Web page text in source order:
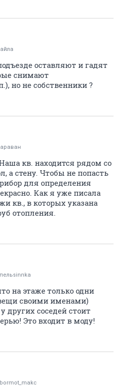
оставляют и гадят
снимают
но не собственники ?
кв. находится рядом со
а стену. Чтобы не попасть
для определения
Как я уже писала
кв., в которых указана
отопления.
на этаже только одни
своими именами)
других соседей стоит
Это входит в моду!